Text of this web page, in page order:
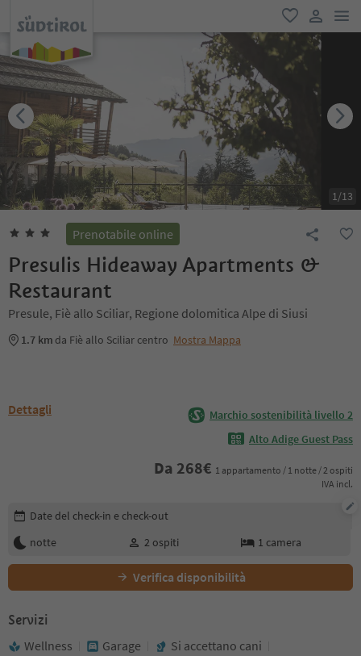
favoriti
user link
1/13
Prenotabile online
Presulis Hideaway Apartments &
Restaurant
Presule, Fiè allo Sciliar, Regione dolomitica Alpe di Siusi
1.7 km da Fiè allo Sciliar centro Mostra Mappa
Dettagli
Marchio sostenibilità livello 2
Alto Adige Guest Pass
Da 268€ 1 appartamento / 1 notte / 2 ospiti
IVA incl.
Modifica i dettagli della prenotazione
Date del check-in e check-out
notte
2 ospiti 1 camera
Verifica disponibilità
Servizi
Wellness Garage
Si accettano cani